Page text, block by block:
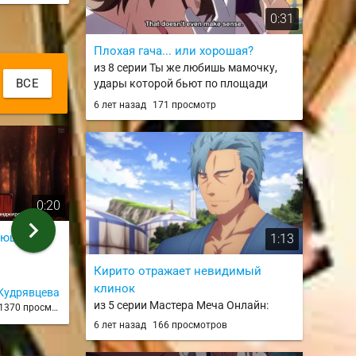
7 лет назад 103 просмотра
ВСЕ
0:20
1370 просмотров
1:08
Бой Зеницу
из 12 серии
7 лет назад
Гию
из 18 серии
chevron_right
0:31
Плохая гача... или хорошая?
из 8 серии Ты же любишь мамочку,
удары которой бьют по площади
двойным уроном? / Tsuujou Kougeki ga
Okaasan wa Suki desu ka?
6 лет назад 171 просмотр
1:13
Кирито отражает невидимый
клинок
из 5 серии Мастера Меча Онлайн:
Алисизация — Война в Подмирье /
Underworld
6 лет назад 166 просмотров